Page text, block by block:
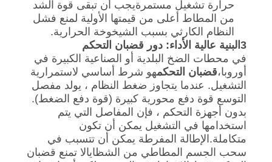
حرارة تشغيل مستمرةيجب أن تبقى قوة الشد
من المطاط أعلى من قيمتها الأولية لمنع فشل
النظام الكارثي بسبب الشيخوخة الحرارية.
3البنية عالية الأداء: دور قضبان التحكم
في محطات الضخ البلدية أو الصناعية الكبيرة في
أوروبا،قضبان التحكمهو شرط أساسي لاستمرارية
التشغيل. عندما يتجاوز ضغط النظام ، يولد مفصل
التوسع قوة دفع محورية كبيرة (قوة دفع الضغط).
بدون أجهزة التحكم ، فإن المفاصل التي يتم
استخدامها في التشغيل يمكن أن تكون
متكاملة.الإطالة المفرطة يمكن أن تتسبب في
سحب الجسم المطاطي من الشظايالا تمنع قضبان